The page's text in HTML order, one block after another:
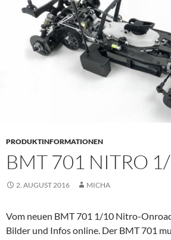
PRODUKTINFORMATIONEN
BMT 701 NITRO
2. AUGUST 2016 MICHA
Vom neuen BMT 701 1/10 Nitro-
Bilder und Infos online. Der BMT 701